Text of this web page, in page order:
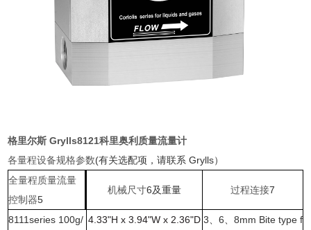
格里尔斯 Grylls8121科里奥利质量流量计
各量程设备规格参数(有关选配项，请联系 Grylls）
全量程质量流量
控制器5
机械尺寸6及重量 过程连接7
8111series 100g/ 4.33"H x 3.94"W x 2.36"D 3、6、8mm Bite type f